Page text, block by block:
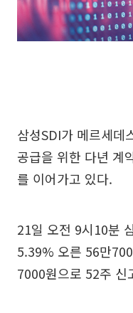
삼성SDI가 메르세데
공급을 위한 다년 계
를 이어가고 있다.
21일 오전 9시10분
5.39% 오른 56만
7000원으로 52주 신